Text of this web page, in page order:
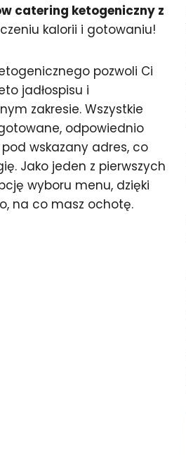
catering ketogeniczny z
kalorii i gotowaniu!
pozwoli Ci
jadłospisu i
zakresie. Wszystkie
odpowiednio
wskazany adres, co
Jako jeden z pierwszych
wyboru menu, dzięki
na co masz ochotę.